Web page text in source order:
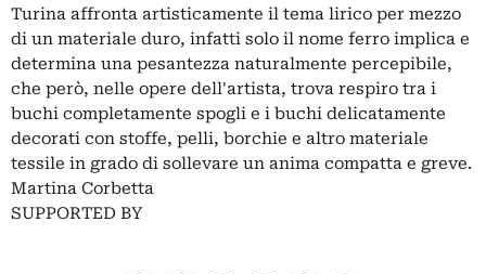
Turina affronta artisticamente il tema lirico per mezzo
di un materiale duro, infatti solo il nome ferro implica e
determina una pesantezza naturalmente percepibile,
che però, nelle opere dell'artista, trova respiro tra i
buchi completamente spogli e i buchi delicatamente
decorati con stoffe, pelli, borchie e altro materiale
tessile in grado di sollevare un anima compatta e greve.
Martina Corbetta
SUPPORTED BY